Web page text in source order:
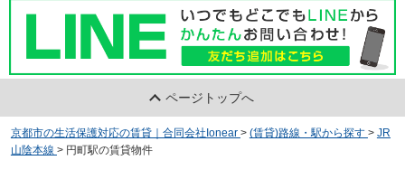
ページトップへ
京都市の生活保護対応の賃貸｜合同会社Ionear > (賃貸)路線・駅から探す > JR
山陰本線 > 円町駅の賃貸物件